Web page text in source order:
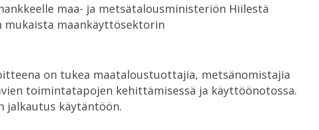
maa- ja metsätalousministeriön Hiilestä
mukaista maankäyttösektorin
on tukea maataloustuottajia, metsänomistajia
toimintatapojen kehittämisessä ja käyttöönotossa.
jalkautus käytäntöön.